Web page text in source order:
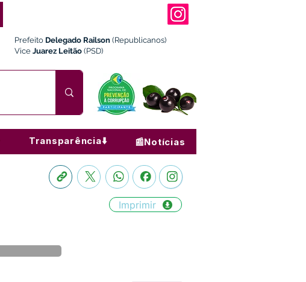
Prefeito Delegado Railson (Republicanos)
Vice Juarez Leitão (PSD)
Transparência⬇️ 📰Notícias
Imprimir